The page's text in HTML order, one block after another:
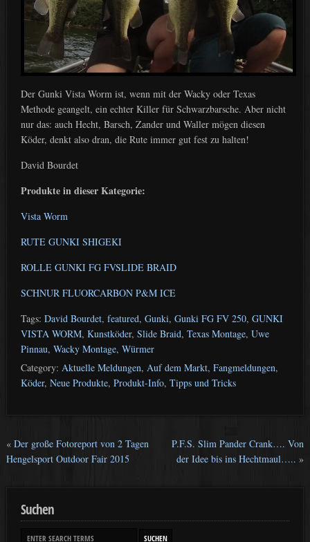
Der Gunki Vista Worm ist, wenn mit der Wacky oder Texas
Methode geangelt, ein echter Killer für Schwarzbarsche. Aber nicht
nur das: auch Hecht, Barsch, Zander und Waller mögen diesen
Köder, denkt also dran, die Rute immer gut fest zu halten!
David Bourdet
Produkte in dieser Kategorie:
Vista Worm
RUTE GUNKI SHIGEKI
ROLLE GUNKI FG FVSLIDE BRAID
SCHNUR FLUORCARBON P&M ICE
Tags: David Bourdet, featured, Gunki, Gunki FG FV 250, GUNKI
VISTA WORM, Kunstköder, Slide Braid, Texas Montage, Uwe
Pinnau, Wacky Montage, Würmer
Category: Aktuelle Meldungen, Auf dem Markt, Fangmeldungen,
Köder, Neue Produkte, Produkt-Info, Tipps und Tricks
« Der große Fotoreport von 2 Tagen
Hengelsport Outdoor Fair 2015
P.F.S. Slim Pander Crank…. Von
der Idee bis ins Hechtmaul….. »
Suchen